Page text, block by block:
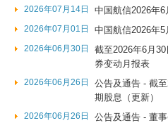
2026年07月14日 中国航信2026年
2026年07月01日 中国航信2026年
2026年06月30日
截至2026年6月
券变动月报表
2026年06月26日
公告及通告 - 截
期股息（更新）
2026年06月26日 公告及通告 - 董